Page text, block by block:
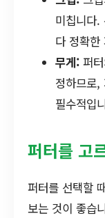
미칩니다.
다 정확한
무게: 퍼
정하므로,
필수적입
퍼터를 고
퍼터를 선택할
보는 것이 좋습